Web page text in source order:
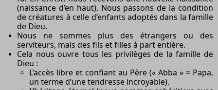
(naissance d’en haut). Nous passons de la condition
de créatures à celle d’enfants adoptés dans la famille
de Dieu.
Nous ne sommes plus des étrangers ou des
serviteurs, mais des fils et filles à part entière.
Cela nous ouvre tous les privilèges de la famille de
Dieu :
L’accès libre et confiant au Père (« Abba » = Papa,
un terme d’une tendresse incroyable).